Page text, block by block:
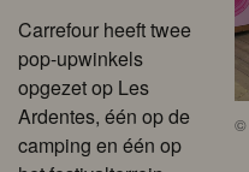
Carrefour heeft twee
pop-upwinkels
opgezet op Les
Ardentes, één op de
camping en één op
©